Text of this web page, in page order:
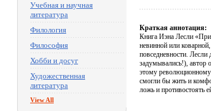
Учебная и научная
литература
Филология
Философия
Хобби и досуг
Художественная
литература
View All
Краткая аннотация:
Книга Иэна Лесли
невинной или
повседневности.
задумывались!), автор
этому революционному
смогли бы жить и
ложь и противостоять